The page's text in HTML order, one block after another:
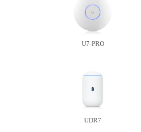
U7-PRO
UDR7